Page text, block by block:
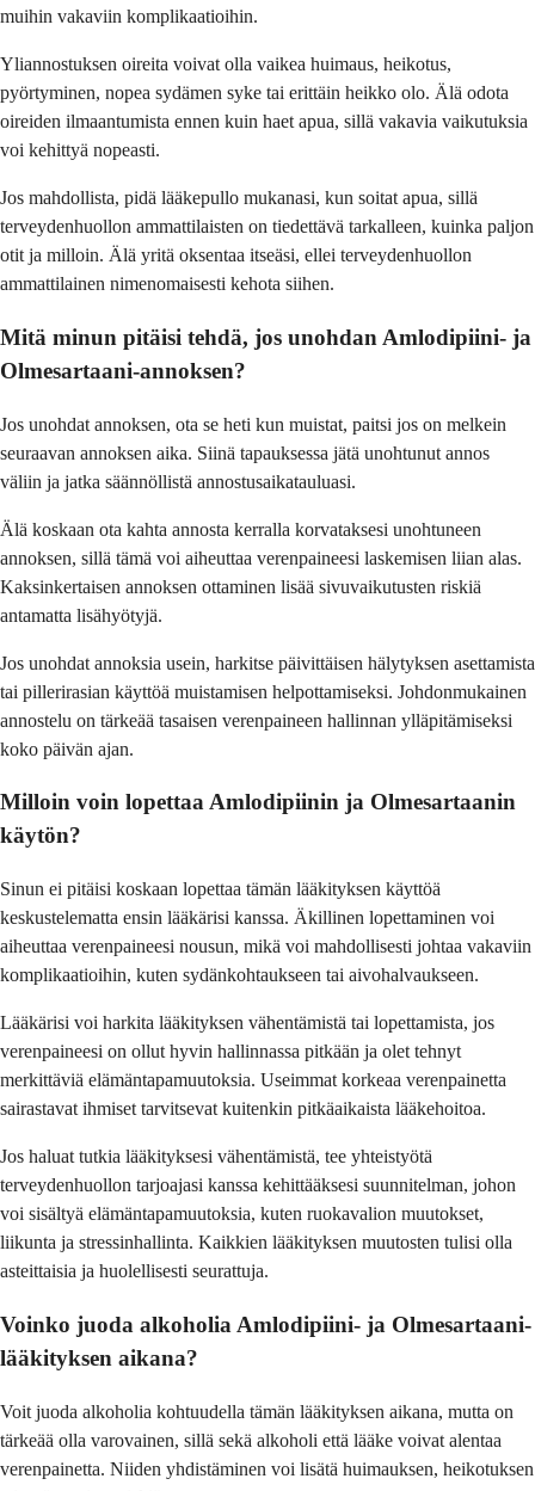
muihin vakaviin komplikaatioihin.
Yliannostuksen oireita voivat olla vaikea huimaus, heikotus,
pyörtyminen, nopea sydämen syke tai erittäin heikko olo. Älä odota
oireiden ilmaantumista ennen kuin haet apua, sillä vakavia vaikutuksia
voi kehittyä nopeasti.
Jos mahdollista, pidä lääkepullo mukanasi, kun soitat apua, sillä
terveydenhuollon ammattilaisten on tiedettävä tarkalleen, kuinka paljon
otit ja milloin. Älä yritä oksentaa itseäsi, ellei terveydenhuollon
ammattilainen nimenomaisesti kehota siihen.
Mitä minun pitäisi tehdä, jos unohdan Amlodipiini- ja
Olmesartaani-annoksen?
Jos unohdat annoksen, ota se heti kun muistat, paitsi jos on melkein
seuraavan annoksen aika. Siinä tapauksessa jätä unohtunut annos
väliin ja jatka säännöllistä annostusaikatauluasi.
Älä koskaan ota kahta annosta kerralla korvataksesi unohtuneen
annoksen, sillä tämä voi aiheuttaa verenpaineesi laskemisen liian alas.
Kaksinkertaisen annoksen ottaminen lisää sivuvaikutusten riskiä
antamatta lisähyötyjä.
Jos unohdat annoksia usein, harkitse päivittäisen hälytyksen asettamista
tai pillerirasian käyttöä muistamisen helpottamiseksi. Johdonmukainen
annostelu on tärkeää tasaisen verenpaineen hallinnan ylläpitämiseksi
koko päivän ajan.
Milloin voin lopettaa Amlodipiinin ja Olmesartaanin
käytön?
Sinun ei pitäisi koskaan lopettaa tämän lääkityksen käyttöä
keskustelematta ensin lääkärisi kanssa. Äkillinen lopettaminen voi
aiheuttaa verenpaineesi nousun, mikä voi mahdollisesti johtaa vakaviin
komplikaatioihin, kuten sydänkohtaukseen tai aivohalvaukseen.
Lääkärisi voi harkita lääkityksen vähentämistä tai lopettamista, jos
verenpaineesi on ollut hyvin hallinnassa pitkään ja olet tehnyt
merkittäviä elämäntapamuutoksia. Useimmat korkeaa verenpainetta
sairastavat ihmiset tarvitsevat kuitenkin pitkäaikaista lääkehoitoa.
Jos haluat tutkia lääkityksesi vähentämistä, tee yhteistyötä
terveydenhuollon tarjoajasi kanssa kehittääksesi suunnitelman, johon
voi sisältyä elämäntapamuutoksia, kuten ruokavalion muutokset,
liikunta ja stressinhallinta. Kaikkien lääkityksen muutosten tulisi olla
asteittaisia ja huolellisesti seurattuja.
Voinko juoda alkoholia Amlodipiini- ja Olmesartaani-
lääkityksen aikana?
Voit juoda alkoholia kohtuudella tämän lääkityksen aikana, mutta on
tärkeää olla varovainen, sillä sekä alkoholi että lääke voivat alentaa
verenpainetta. Niiden yhdistäminen voi lisätä huimauksen, heikotuksen